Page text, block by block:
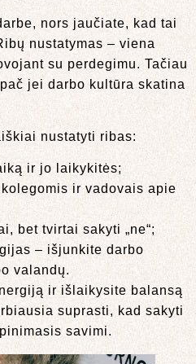
nors jaučiate, kad tai
nustatymas – viena
su perdegimu. Tačiau
jei darbo kultūra skatina
nustatyti ribas:
ir jo laikykitės;
ir vadovais apie
bet tvirtai sakyti „ne“;
– išjunkite darbo
valandų.
ir išlaikysite balansą
suprasti, kad sakyti
savimi.